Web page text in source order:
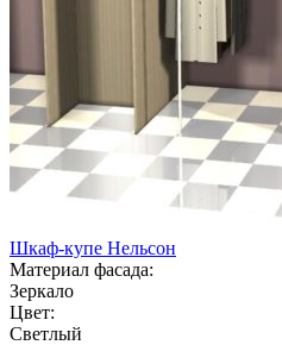
Шкаф-купе Нельсон
Материал фасада:
Зеркало
Цвет:
Светлый